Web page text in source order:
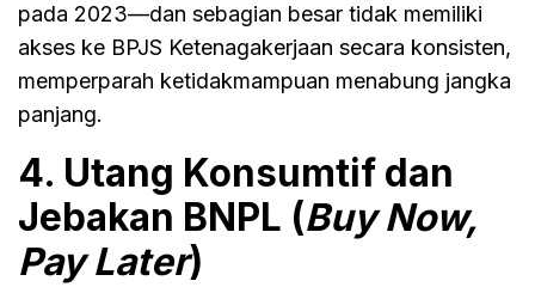
pada 2023—dan sebagian besar tidak memiliki
akses ke BPJS Ketenagakerjaan secara konsisten,
memperparah ketidakmampuan menabung jangka
panjang.
4. Utang Konsumtif dan
Jebakan BNPL (Buy Now,
Pay Later)